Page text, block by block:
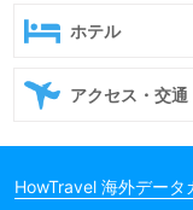
ホテル
アクセス・交通
HowTravel 海外データ